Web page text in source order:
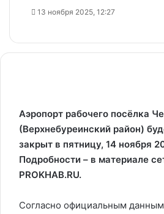
13 ноября 2025, 12:27
Аэропорт рабочего посёлка
(Верхнебуреинский район)
закрыт в пятницу, 14 ноября
Подробности – в материале
PROKHAB.RU.
Согласно официальным